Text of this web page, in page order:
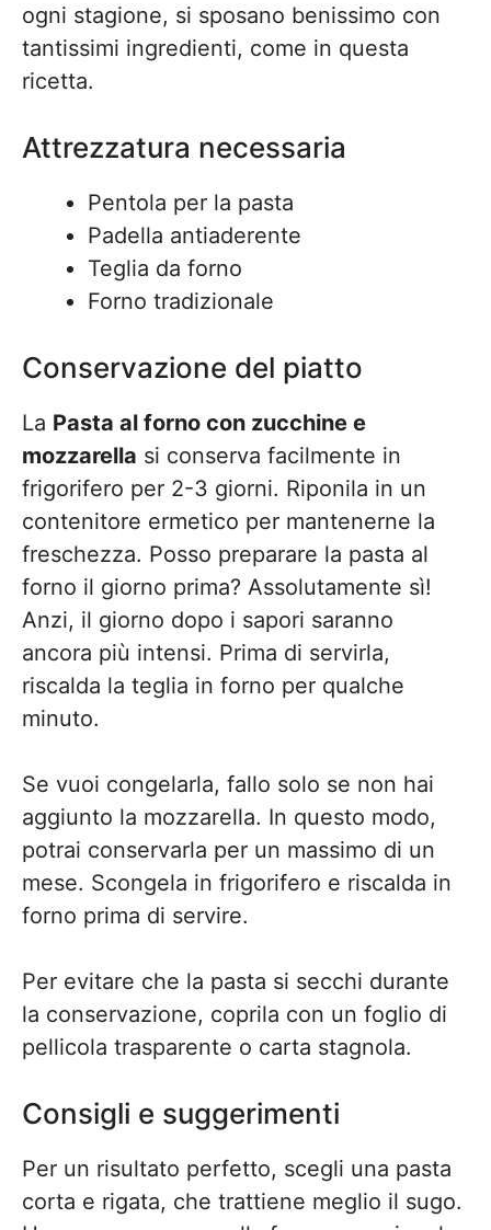
ogni stagione, si sposano benissimo con
tantissimi ingredienti, come in questa
ricetta.
Attrezzatura necessaria
Pentola per la pasta
Padella antiaderente
Teglia da forno
Forno tradizionale
Conservazione del piatto
La Pasta al forno con zucchine e
mozzarella si conserva facilmente in
frigorifero per 2-3 giorni. Riponila in un
contenitore ermetico per mantenerne la
freschezza. Posso preparare la pasta al
forno il giorno prima? Assolutamente sì!
Anzi, il giorno dopo i sapori saranno
ancora più intensi. Prima di servirla,
riscalda la teglia in forno per qualche
minuto.
Se vuoi congelarla, fallo solo se non hai
aggiunto la mozzarella. In questo modo,
potrai conservarla per un massimo di un
mese. Scongela in frigorifero e riscalda in
forno prima di servire.
Per evitare che la pasta si secchi durante
la conservazione, coprila con un foglio di
pellicola trasparente o carta stagnola.
Consigli e suggerimenti
Per un risultato perfetto, scegli una pasta
corta e rigata, che trattiene meglio il sugo.